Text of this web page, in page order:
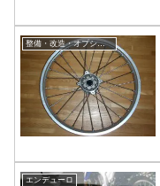
整備・改造・オプション
エンデューロ